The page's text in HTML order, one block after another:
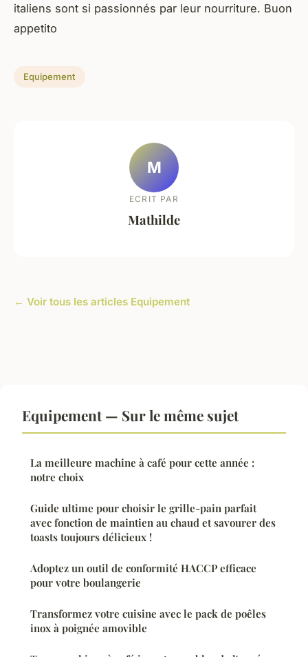
italiens sont si passionnés par leur nourriture. Buon
appetito
Equipement
M
ECRIT PAR
Mathilde
← Voir tous les articles Equipement
Equipement — Sur le même sujet
La meilleure machine à café pour cette année :
notre choix
Guide ultime pour choisir le grille-pain parfait
avec fonction de maintien au chaud et savourer des
toasts toujours délicieux !
Adoptez un outil de conformité HACCP efficace
pour votre boulangerie
Transformez votre cuisine avec le pack de poêles
inox à poignée amovible